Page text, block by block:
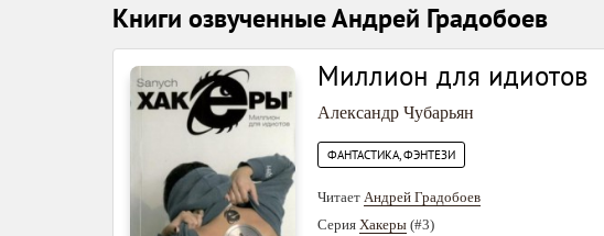
Книги озвученные Андрей Градобоев
Миллион для идиотов
Александр Чубарьян
ФАНТАСТИКА, ФЭНТЕЗИ
Читает Андрей Градобоев
Серия Хакеры (#3)